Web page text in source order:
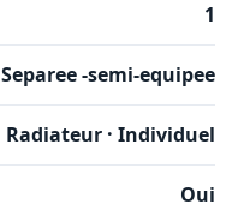
1
Separee -semi-equipee
Radiateur · Individuel
Oui